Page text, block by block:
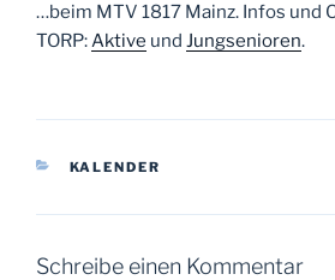
…beim MTV 1817 Mainz. Infos und
TORP:Aktive und Jungsenioren.
KATEGORIEN
KALENDER
Schreibe einen Kommentar